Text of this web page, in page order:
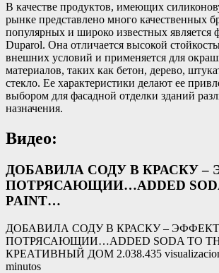
В качестве продуктов, имеющих
рынке представлено много качественных
популярных и широко известных является
Duparol. Она отличается высокой
внешних условий и применяется для
материалов, таких как бетон, дерево,
стекло. Ее характеристики делают ее
выбором для фасадной отделки зданий
назначения.
Видео:
ДОБАВИЛА СОДУ В КРАСКУ –
ПОТРЯСАЮЩИИ…ADDED
PAINT…
ДОБАВИЛА СОДУ В КРАСКУ – ЭФФЕКТ
ПОТРЯСАЮЩИИ…ADDED SODA TO
КРЕАТИВНЫЙ ДОМ 2.038.435
minutos